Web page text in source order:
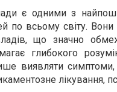
є одними з
по всьому світу.
що значно
глибокого
виявляти симптоми,
лікування,